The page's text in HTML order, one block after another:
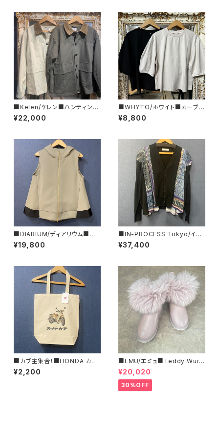
■Kelen/ケレン■ハンティン
グ・ワークジャケット■KLM25F
JK1109
¥22,000
■WHYTO/ホワイト■カーブ
スリーブ Tシャツ■WHT26HC
S4012
¥8,800
■DIARIUM/ディアリウム■バッ
クフレアーパーカー・ジレ■202
4年春新作！
¥19,800
■IN-PROCESS Tokyo/イン
プロセストキョー■モザイクプリ
ントプリーツ・ニットカーディガン
¥37,400
■カブ主集合！■HONDA カブ
Tプリント・キャンバストートバッ
グ■GIFTにもオススメ
¥2,200
■EMU/エミュ■Teddy Wurr
en■撥水サイドジッパーブーツ
¥20,020
30%OFF